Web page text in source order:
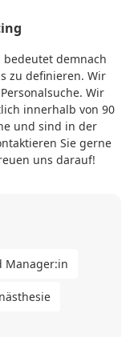
demnach
zu definieren. Wir
Wir
innerhalb von 90
und sind in der
Sie gerne
uns darauf!
Manager:in